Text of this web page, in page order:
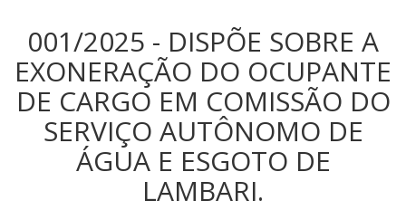
001/2025 - DISPÕE SOBRE A
EXONERAÇÃO DO OCUPANTE
DE CARGO EM COMISSÃO DO
SERVIÇO AUTÔNOMO DE
ÁGUA E ESGOTO DE
LAMBARI.